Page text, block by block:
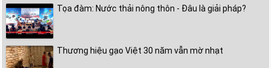
Tọa đàm: Nước thải nông thôn - Đâu là giải pháp?
Thương hiệu gạo Việt 30 năm vẫn mờ nhạt